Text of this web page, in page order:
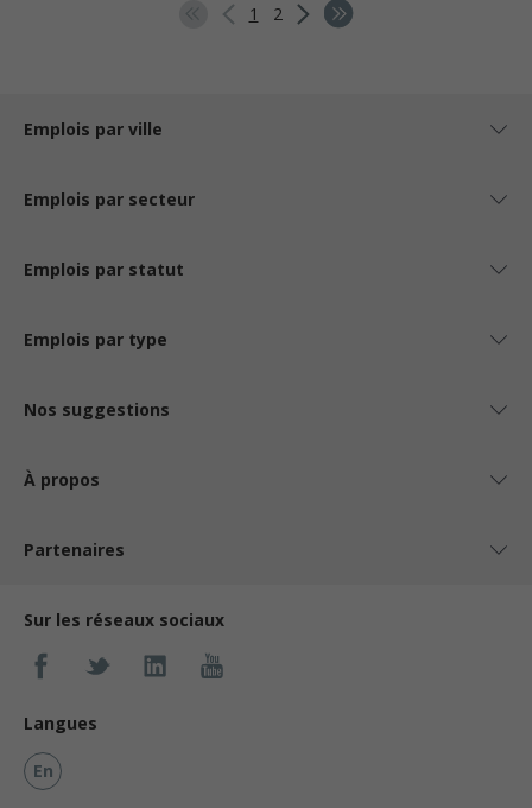
1 2
Emplois par ville
Emplois par secteur
Emplois par statut
Emplois par type
Nos suggestions
À propos
Partenaires
Sur les réseaux sociaux
Langues
En